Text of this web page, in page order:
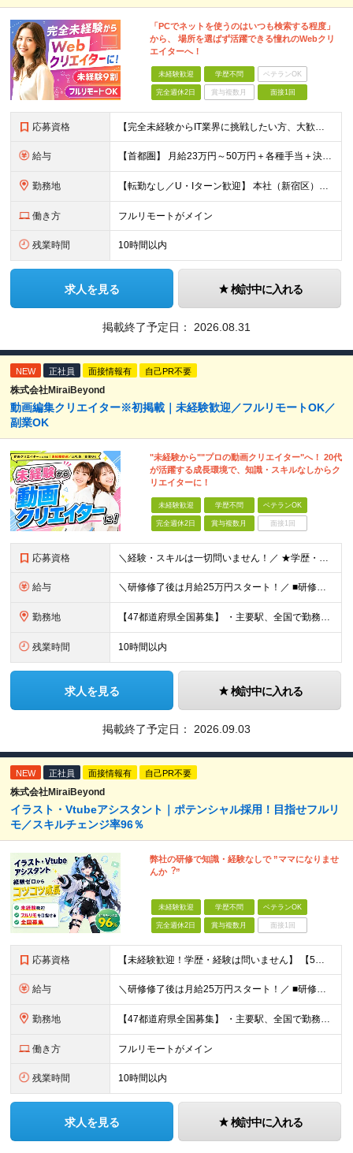
「PCでネットを使うのはいつも検索する程度」
から、 場所を選ばず活躍できる憧れのWebクリ
エイターへ！
未経験歓迎 学歴不問 ベテランOK
完全週休2日 賞与複数月 面接1回
応募資格 【完全未経験からIT業界に挑戦したい方、大歓迎！】 ●応募年齢制限：34歳まで（若年層の長期キャリア形成を図るため） ★学歴不問・転職回数不問 ★第二新卒・社会人デビューOK 【こんな方を求めていま
給与 【首都圏】 月給23万円～50万円＋各種手当＋決算賞与 【大阪】 月給22万円～50万円＋各種手当＋決算賞与 【愛知】 月給21.5万円～50万円＋各種手当＋決算賞与 【福岡・宮城】 月給20万
勤務地 【転勤なし／U・Iターン歓迎】 本社（新宿区）、大阪支店、名古屋支店または東京都・神奈川県・千葉県・埼玉県・愛知県・大阪府・福岡県をはじめ、全国のプロジェクト先 ※ご希望を最大限考慮して配属先を決定
働き方 フルリモートがメイン
残業時間 10時間以内
求人を見る 検討中に入れる
掲載終了予定日： 2026.08.31
NEW 正社員 面接情報有 自己PR不要
株式会社MiraiBeyond
動画編集クリエイター※初掲載｜未経験歓迎／フルリモートOK／
副業OK
"未経験から""プロの動画クリエイター"へ！ 20代
が活躍する成長環境で、知識・スキルなしからク
リエイターに！
未経験歓迎 学歴不問 ベテランOK
完全週休2日 賞与複数月 面接1回
応募資格 ＼経験・スキルは一切問いません！／ ★学歴・職歴不問 ★未経験・第二新卒歓迎！ ★正社員デビューも応援します！ 【こんな方にピッタリ！】 ✓ 動画やYouTube、TikTokを見るのが好きな方 ✓
給与 ＼研修修了後は月給25万円スタート！／ ■研修修了後 月給25万円＋賞与＋インセンティブ賞与 ※残業代は別途支給 ▽研修期間▽ 【未経験者】 ▶ 月給20万円～ 【固定残業代について】
勤務地 【47都道府県全国募集】 ・主要駅、全国で勤務可能！ ・どこに住んでいても応募可能！ 【東京本社】 東京都品川区東品川5-9-2 在宅でコツコツ働きながら、長く安定して続けられます♪ 本社：〒1
残業時間 10時間以内
求人を見る 検討中に入れる
掲載終了予定日： 2026.09.03
NEW 正社員 面接情報有 自己PR不要
株式会社MiraiBeyond
イラスト・Vtubeアシスタント｜ポテンシャル採用！目指せフルリ
モ／スキルチェンジ率96％
弊社の研修で知識・経験なしで ”ママになりませ
んか︖”
未経験歓迎 学歴不問 ベテランOK
完全週休2日 賞与複数月 面接1回
応募資格 【未経験歓迎！学歴・経験は問いません】 【5名以上の積極採用を予定！】 事業拡大中につき、 これからイラストレーターを目指したい方を積極採用中です！ 「イラストを仕事にしてみたい」 「好きなことを
給与 ＼研修修了後は月給25万円スタート！／ ■研修修了後 月給25万円＋賞与＋インセンティブ賞与 ※残業代は別途支給 ▽研修期間▽ 【未経験者】 ▶ 月給20万円～ 【固定残業代について】
勤務地 【47都道府県全国募集】 ・主要駅、全国で勤務可能！ ・どこに住んでいても応募可能！ 【東京本社】 東京都品川区東品川5-9-2 ≪リモート研修♪⾯接も基本的にオンラインで実施します≫ －主要駅
働き方 フルリモートがメイン
残業時間 10時間以内
求人を見る 検討中に入れる